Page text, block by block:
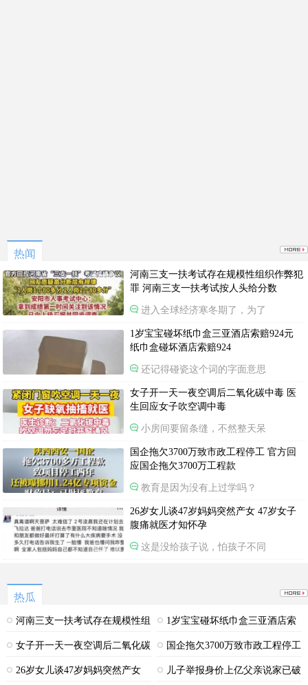
热闻
河南三支一扶考试存在规模性组织作弊犯
罪 河南三支一扶考试按人头给分数
进入全球经济寒冬期了，为了
1岁宝宝碰坏纸巾盒三亚酒店索赔924元
纸巾盒碰坏酒店索赔924
还记得碰瓷这个词的字面意思
女子开一天一夜空调后二氧化碳中毒 医
生回应女子吹空调中毒
小房间要留条缝，不然整天呆
国企拖欠3700万致市政工程停工 官方回
应国企拖欠3700万工程款
教育是因为没有上过学吗？
26岁女儿谈47岁妈妈突然产女 47岁女子
腹痛就医才知怀孕
这是没给孩子说，怕孩子不同
热瓜
河南三支一扶考试存在规模性组
织作弊犯罪
1岁宝宝碰坏纸巾盒三亚酒店索
赔924元
女子开一天一夜空调后二氧化碳
中毒
国企拖欠3700万致市政工程停工
26岁女儿谈47岁妈妈突然产女
儿子举报身价上亿父亲说家已破